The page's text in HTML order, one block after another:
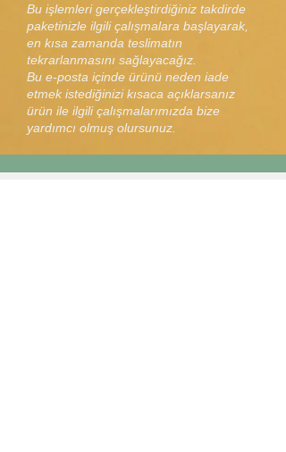
Bu işlemleri gerçekleştirdiğiniz takdirde
paketinizle ilgili çalışmalara başlayarak,
en kısa zamanda teslimatın
tekrarlanmasını sağlayacağız.
Bu e-posta içinde ürünü neden iade
etmek istediğinizi kısaca açıklarsanız
ürün ile ilgili çalışmalarımızda bize
yardımcı olmuş olursunuz.